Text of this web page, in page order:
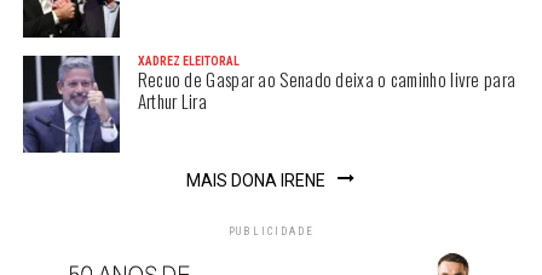
XADREZ ELEITORAL
Recuo de Gaspar ao Senado deixa o caminho livre para
Arthur Lira
MAIS DONA IRENE
PUBLICIDADE